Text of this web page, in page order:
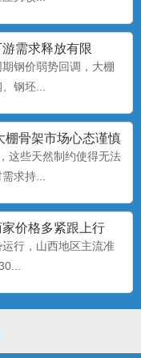
需求释放有限
期钢价弱势回调，大棚
钢坯...
棚骨架市场心态谨慎
这些天然制约使得无法
求持...
价格多紧跟上行
行，山西地区主流准
殖，是指在寒冷的季
式畜禽...
槽、供水系统、温控